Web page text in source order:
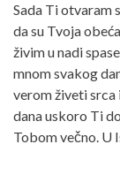
Sada Ti otvaram
da su Tvoja
živim u nadi
mnom svakog
verom živeti srca
dana uskoro Ti
Tobom večno. U